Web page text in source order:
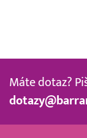
Máte dotaz?